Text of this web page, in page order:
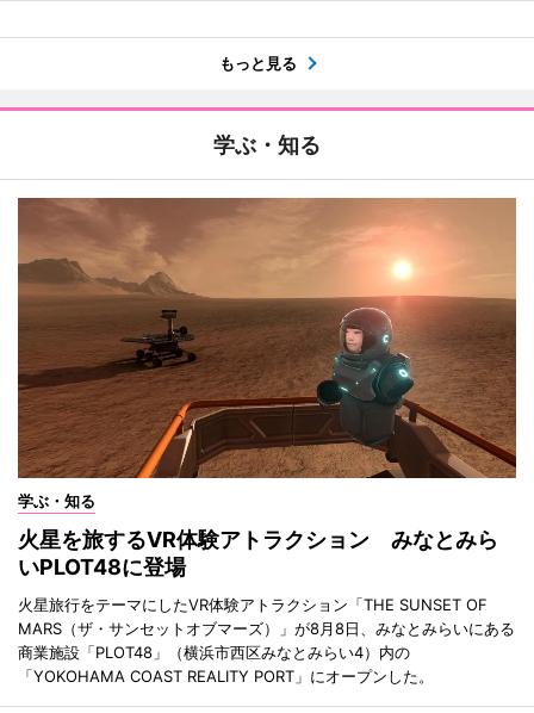
もっと見る
学ぶ・知る
学ぶ・知る
火星を旅するVR体験アトラクション みなとみら
いPLOT48に登場
火星旅行をテーマにしたVR体験アトラクション「THE SUNSET OF
MARS（ザ・サンセットオブマーズ）」が8月8日、みなとみらいにある
商業施設「PLOT48」（横浜市西区みなとみらい4）内の
「YOKOHAMA COAST REALITY PORT」にオープンした。